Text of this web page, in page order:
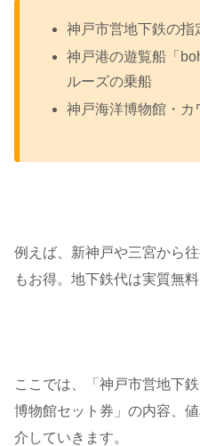
神戸市営地下鉄の指
神戸港の遊覧船「
ルーズの乗船
神戸海洋博物館・
例えば、新神戸や三宮から
もお得。地下鉄代は実質無料
ここでは、「神戸市営地下
博物館セット券」の内容、
介していきます。